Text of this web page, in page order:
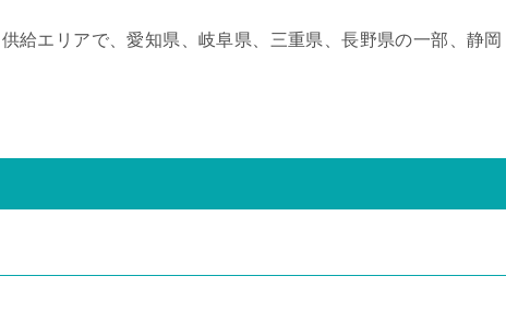
給エリアで、愛知県、岐阜県、三重県、長野県の一部、静岡